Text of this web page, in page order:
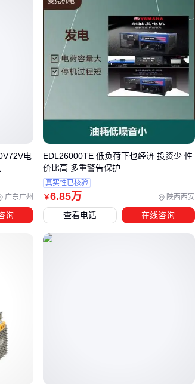
油机？动力兼容的隐藏逻辑
型时，能源类型往往被忽视：
适合长时间连续作业，但冷启动性能较差
，但高转速时噪音明显
议选择带OHV技术的机型，减少电磁干扰
100km优先考虑柴油机
需匹配涡轮增压机型
预热启动装置
到底需要多大功率的增程系统？
5-6KW防震机
型
广东广州
电
询
￥6.85万 陕西西安
EDL26000TE 低负荷下也经济 投资少 性
价比高 多重警告保护
真实性已核验
查看电话 在线咨询